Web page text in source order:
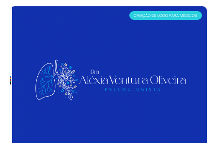
CRIAÇÃO DE LOGO PARA MÉDICOS